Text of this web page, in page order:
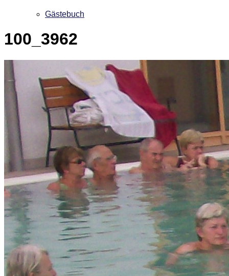
Gästebuch
100_3962